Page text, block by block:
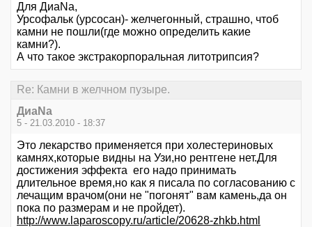
Для ДиаNa,
Урсофальк (урсосан)- желчегонный, страшно, чтоб
камни не пошли(где можно определить какие
камни?).
А что такое экстракорпоральная литотрипсия?
Re: Камни в желчном пузыре.
ДиаNa
5 - 21.03.2010 - 18:37
Это лекарство применяется при холестериновых
камнях,которые видны на Узи,но рентгене нет.Для
достижения эффекта его надо принимать
длительное время,но как я писала по согласованию с
лечащим врачом(они не "погонят" вам камень,да он
пока по размерам и не пройдет).
http://www.laparoscopy.ru/article/20628-zhkb.html